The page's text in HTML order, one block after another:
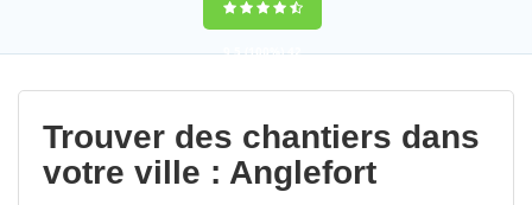
9,5(100%)42
votes
Trouver des chantiers dans
votre ville : Anglefort